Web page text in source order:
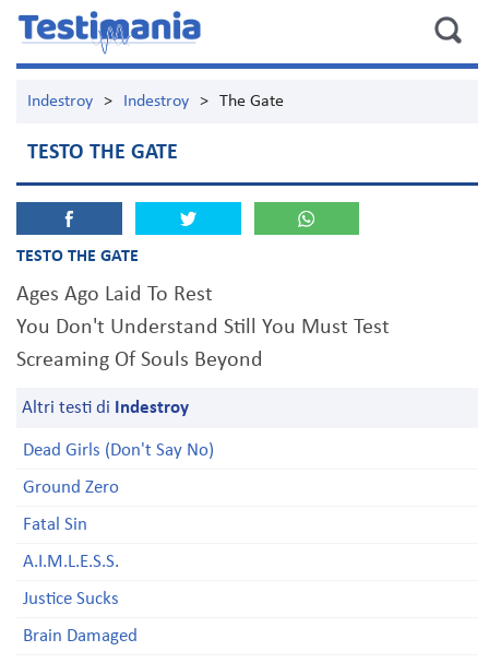
Indestroy > Indestroy > The Gate
TESTO THE GATE
TESTO THE GATE
Ages Ago Laid To Rest
You Don't Understand Still You Must Test
Screaming Of Souls Beyond
Altri testi di Indestroy
Dead Girls (Don't Say No)
Ground Zero
Fatal Sin
A.I.M.L.E.S.S.
Justice Sucks
Brain Damaged